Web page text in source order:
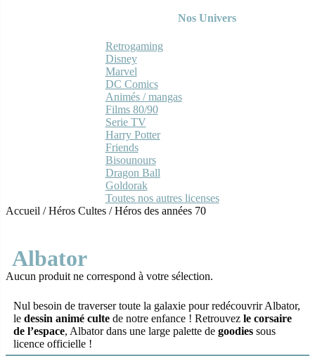
Nos Univers
Retrogaming
Disney
Marvel
DC Comics
Animés / mangas
Films 80/90
Serie TV
Harry Potter
Friends
Bisounours
Dragon Ball
Goldorak
Toutes nos autres licenses
Accueil /Héros Cultes /Héros des années 70
Albator
Aucun produit ne correspond à votre sélection.
Nul besoin de traverser toute la galaxie pour redécouvrir Albator,
ledessin animé culte de notre enfance ! Retrouvezle corsaire
de l’espace, Albator dans une large palette degoodies sous
licence officielle !